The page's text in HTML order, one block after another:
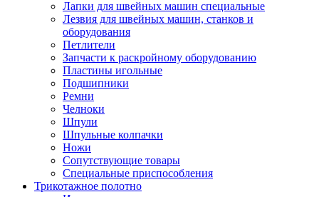
Лапки для швейных машин специальные
Лезвия для швейных машин, станков и
оборудования
Петлители
Запчасти к раскройному оборудованию
Пластины игольные
Подшипники
Ремни
Челноки
Шпули
Шпульные колпачки
Ножи
Сопутствующие товары
Специальные приспособления
Трикотажное полотно